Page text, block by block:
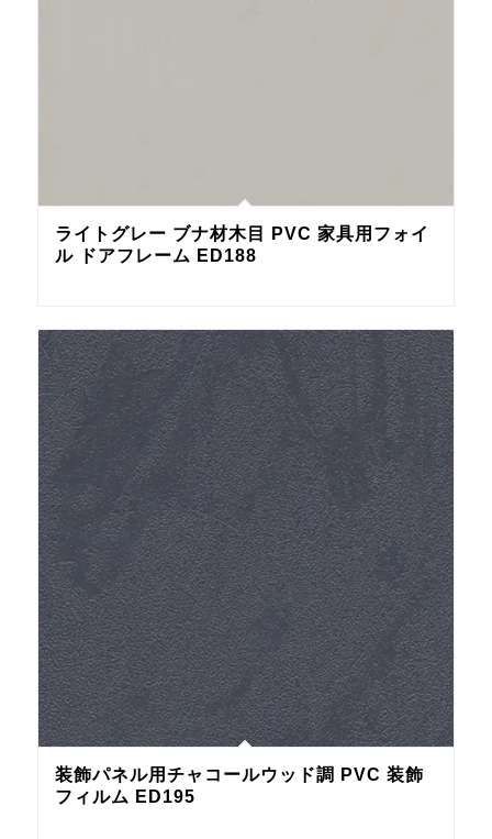
ライトグレー ブナ材木目 PVC 家具用フォイ
ル ドアフレーム ED188
装飾パネル用チャコールウッド調 PVC 装飾
フィルム ED195